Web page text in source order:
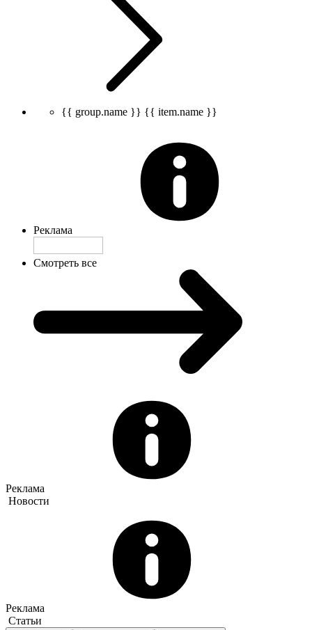
{{ group.name }} {{ item.name }}
Реклама
Смотреть все
Реклама
Новости
Реклама
Статьи